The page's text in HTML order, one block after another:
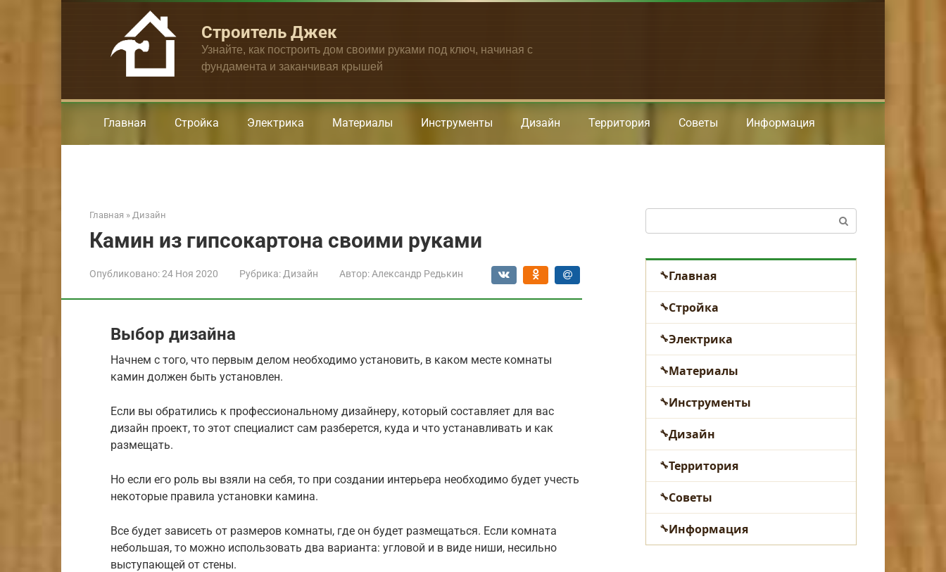
Строитель Джек
Узнайте, как построить дом своими руками под ключ, начиная с
фундамента и заканчивая крышей
Главная Стройка Электрика Материалы Инструменты Дизайн Территория Советы Информация
Главная » Дизайн
Камин из гипсокартона своими руками
Опубликовано:24 Ноя 2020 Рубрика: Дизайн Автор: Александр Редькин
Выбор дизайна
Начнем с того, что первым делом необходимо установить, в каком месте комнаты
камин должен быть установлен.
Если вы обратились к профессиональному дизайнеру, который составляет для вас
дизайн проект, то этот специалист сам разберется, куда и что устанавливать и как
размещать.
Но если его роль вы взяли на себя, то при создании интерьера необходимо будет учесть
некоторые правила установки камина.
Все будет зависеть от размеров комнаты, где он будет размещаться. Если комната
небольшая, то можно использовать два варианта: угловой и в виде ниши, несильно
выступающей от стены.
Главная
Стройка
Электрика
Материалы
Инструменты
Дизайн
Территория
Советы
Информация